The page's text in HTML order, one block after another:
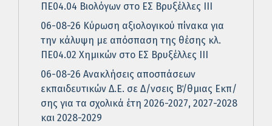
ΠΕ04.04 Βιολόγων στο ΕΣ Βρυξέλλες ΙΙΙ
06-08-26 Κύρωση αξιολογικού πίνακα για
την κάλυψη με απόσπαση της θέσης κλ.
ΠΕ04.02 Χημικών στο ΕΣ Βρυξέλλες ΙΙΙ
06-08-26 Ανακλήσεις αποσπάσεων
εκπαιδευτικών Δ.Ε. σε Δ/νσεις Β΄/θμιας Εκπ/
σης για τα σχολικά έτη 2026-2027, 2027-2028
και 2028-2029